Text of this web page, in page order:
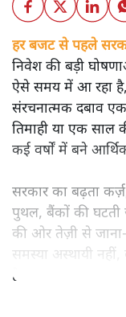
हर बजट से पहले
निवेश की बड़ी
ऐसे समय में आ रहा है,
संरचनात्मक दबाव
तिमाही या एक साल
कई वर्षों में बने
सरकार का बढ़ता
पुथल, बैंकों की घटती
की ओर तेज़ी से
समस्या अस्थायी नहीं,
है।